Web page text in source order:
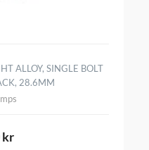
ALLOY, SINGLE BOLT
28.6MM
kr